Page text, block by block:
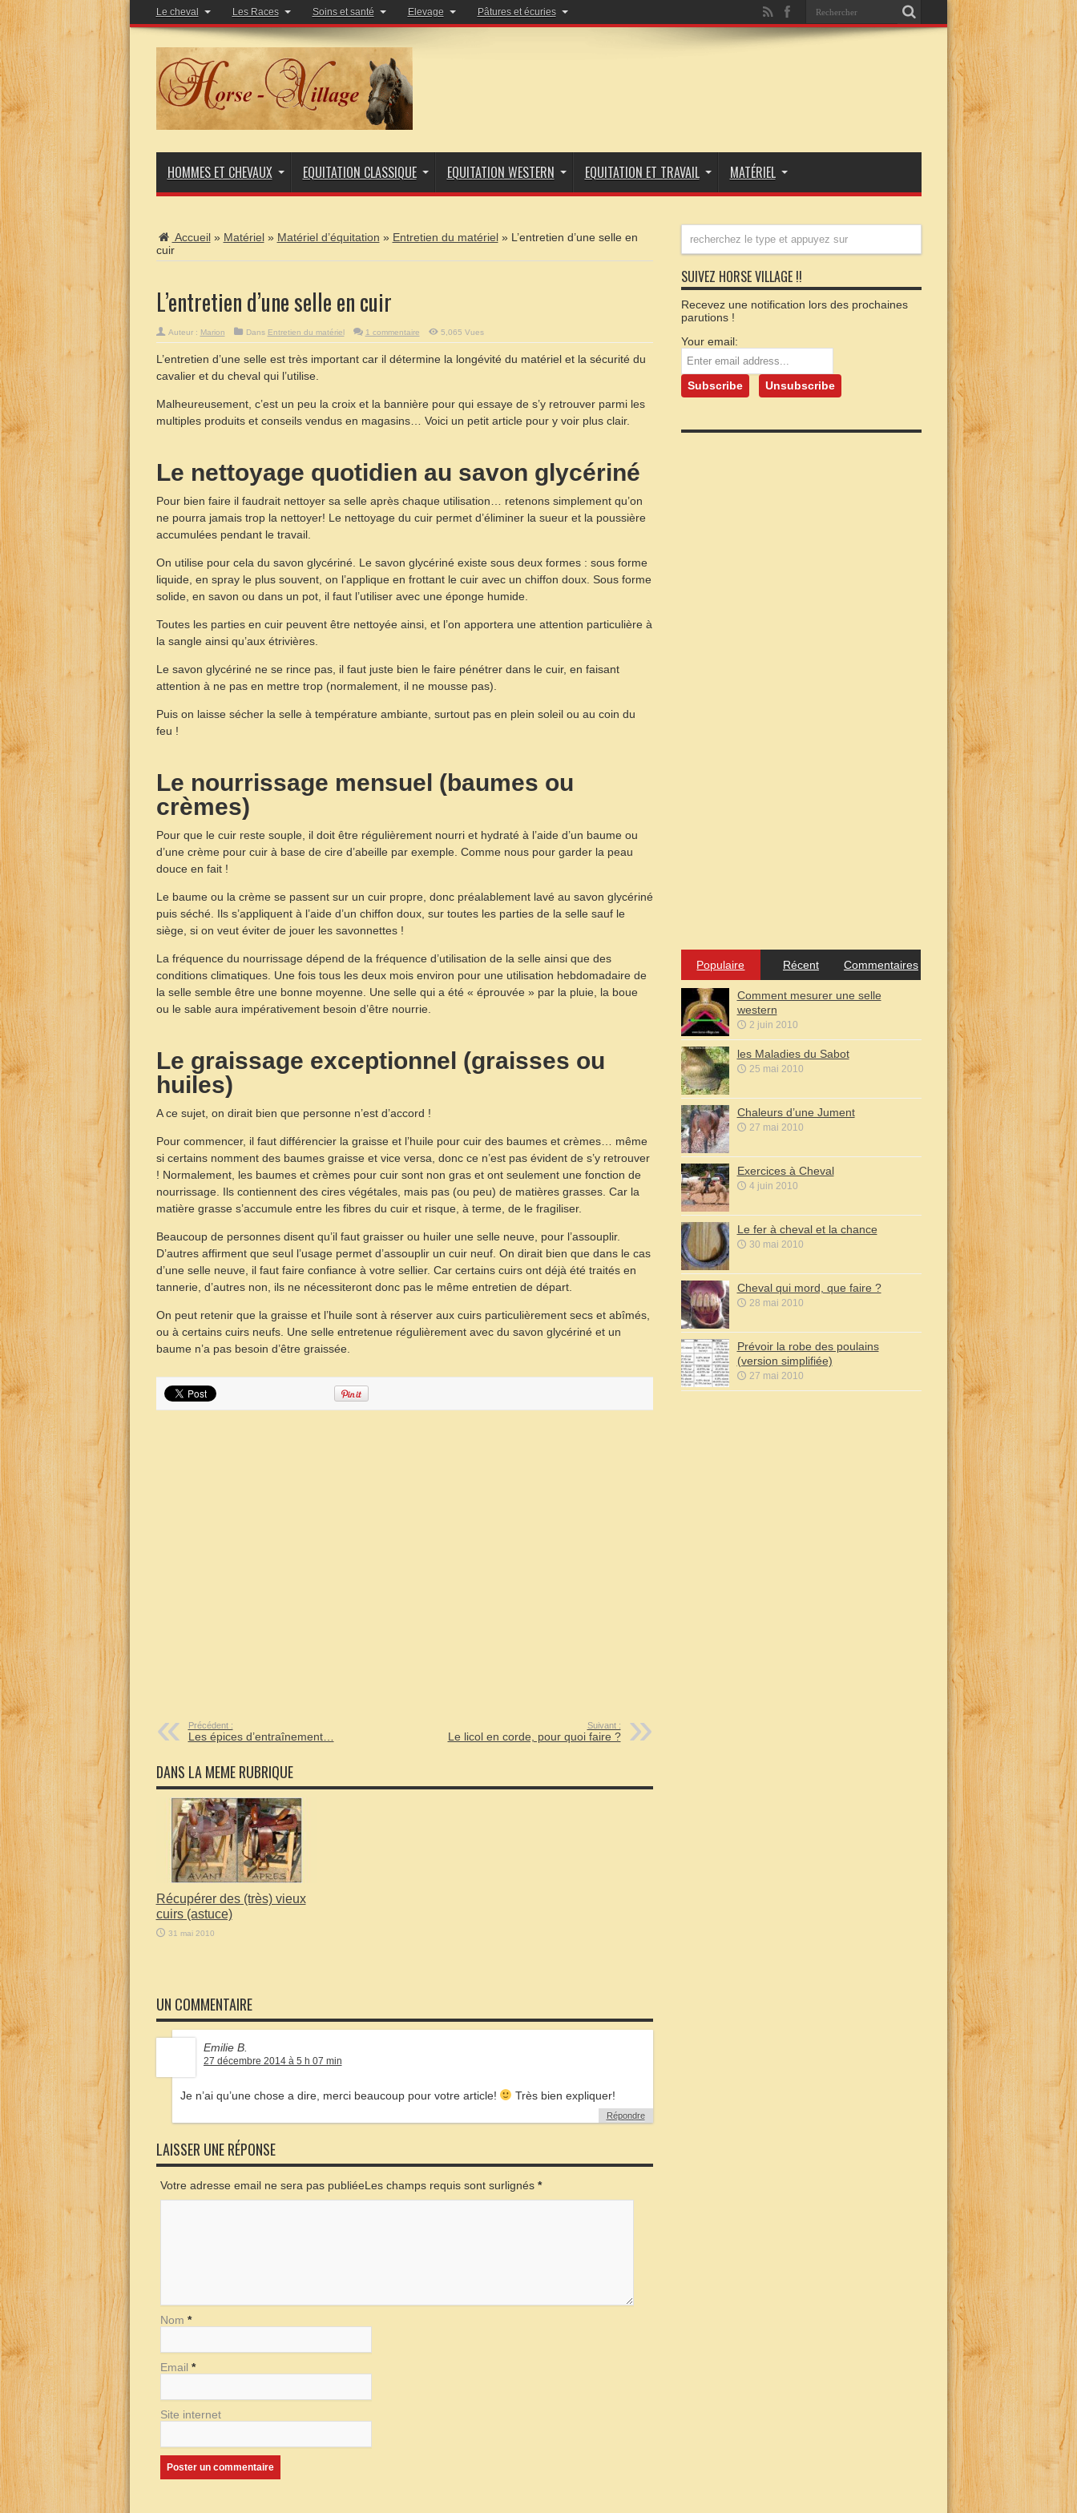
Le cheval Les Races Soins et santé Elevage Pâtures et écuries
HOMMES ET CHEVAUX EQUITATION CLASSIQUE EQUITATION WESTERN EQUITATION ET TRAVAIL MATÉRIEL
Accueil » Matériel » Matériel d’équitation » Entretien du matériel » L’entretien d’une selle en
cuir
L’entretien d’une selle en cuir
Auteur : Marion Dans Entretien du matériel 1 commentaire 5,065 Vues
L’entretien d’une selle est très important car il détermine la longévité du matériel et la sécurité du
cavalier et du cheval qui l’utilise.
Malheureusement, c’est un peu la croix et la bannière pour qui essaye de s’y retrouver parmi les
multiples produits et conseils vendus en magasins… Voici un petit article pour y voir plus clair.
Le nettoyage quotidien au savon glycériné
Pour bien faire il faudrait nettoyer sa selle après chaque utilisation… retenons simplement qu’on
ne pourra jamais trop la nettoyer! Le nettoyage du cuir permet d’éliminer la sueur et la poussière
accumulées pendant le travail.
On utilise pour cela du savon glycériné. Le savon glycériné existe sous deux formes : sous forme
liquide, en spray le plus souvent, on l’applique en frottant le cuir avec un chiffon doux. Sous forme
solide, en savon ou dans un pot, il faut l’utiliser avec une éponge humide.
Toutes les parties en cuir peuvent être nettoyée ainsi, et l’on apportera une attention particulière à
la sangle ainsi qu’aux étrivières.
Le savon glycériné ne se rince pas, il faut juste bien le faire pénétrer dans le cuir, en faisant
attention à ne pas en mettre trop (normalement, il ne mousse pas).
Puis on laisse sécher la selle à température ambiante, surtout pas en plein soleil ou au coin du
feu !
Le nourrissage mensuel (baumes ou
crèmes)
Pour que le cuir reste souple, il doit être régulièrement nourri et hydraté à l’aide d’un baume ou
d’une crème pour cuir à base de cire d’abeille par exemple. Comme nous pour garder la peau
douce en fait !
Le baume ou la crème se passent sur un cuir propre, donc préalablement lavé au savon glycériné
puis séché. Ils s’appliquent à l’aide d’un chiffon doux, sur toutes les parties de la selle sauf le
siège, si on veut éviter de jouer les savonnettes !
La fréquence du nourrissage dépend de la fréquence d’utilisation de la selle ainsi que des
conditions climatiques. Une fois tous les deux mois environ pour une utilisation hebdomadaire de
la selle semble être une bonne moyenne. Une selle qui a été « éprouvée » par la pluie, la boue
ou le sable aura impérativement besoin d’être nourrie.
Le graissage exceptionnel (graisses ou
huiles)
A ce sujet, on dirait bien que personne n’est d’accord !
Pour commencer, il faut différencier la graisse et l’huile pour cuir des baumes et crèmes… même
si certains nomment des baumes graisse et vice versa, donc ce n’est pas évident de s’y retrouver
! Normalement, les baumes et crèmes pour cuir sont non gras et ont seulement une fonction de
nourrissage. Ils contiennent des cires végétales, mais pas (ou peu) de matières grasses. Car la
matière grasse s’accumule entre les fibres du cuir et risque, à terme, de le fragiliser.
Beaucoup de personnes disent qu’il faut graisser ou huiler une selle neuve, pour l’assouplir.
D’autres affirment que seul l’usage permet d’assouplir un cuir neuf. On dirait bien que dans le cas
d’une selle neuve, il faut faire confiance à votre sellier. Car certains cuirs ont déjà été traités en
tannerie, d’autres non, ils ne nécessiteront donc pas le même entretien de départ.
On peut retenir que la graisse et l’huile sont à réserver aux cuirs particulièrement secs et abîmés,
ou à certains cuirs neufs. Une selle entretenue régulièrement avec du savon glycériné et un
baume n’a pas besoin d’être graissée.
Précédent :
Les épices d’entraînement…
Suivant :
Le licol en corde, pour quoi faire ?
DANS LA MEME RUBRIQUE
Récupérer des (très) vieux
cuirs (astuce)
31 mai 2010
UN COMMENTAIRE
Emilie B.
27 décembre 2014 à 5 h 07 min
Je n’ai qu’une chose a dire, merci beaucoup pour votre article! Très bien expliquer!
Répondre
LAISSER UNE RÉPONSE
Votre adresse email ne sera pas publiéeLes champs requis sont surlignés *
Nom *
Email *
Site internet
SUIVEZ HORSE VILLAGE !!
Recevez une notification lors des prochaines
parutions !
Your email:
Populaire Récent Commentaires
Comment mesurer une selle
western
2 juin 2010
les Maladies du Sabot
25 mai 2010
Chaleurs d’une Jument
27 mai 2010
Exercices à Cheval
4 juin 2010
Le fer à cheval et la chance
30 mai 2010
Cheval qui mord, que faire ?
28 mai 2010
Prévoir la robe des poulains
(version simplifiée)
27 mai 2010